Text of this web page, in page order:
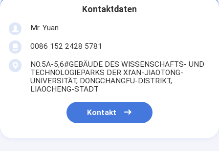
Kontaktdaten
Mr. Yuan
0086 152 2428 5781
NO.5A-5,6#GEBÄUDE DES WISSENSCHAFTS- UND
TECHNOLOGIEPARKS DER XI’AN-JIAOTONG-
UNIVERSITÄT, DONGCHANGFU-DISTRIKT,
LIAOCHENG-STADT
Kontakt